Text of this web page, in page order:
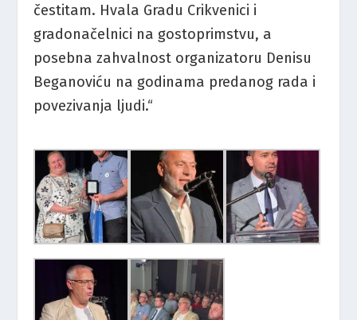
čestitam. Hvala Gradu Crikvenici i
gradonačelnici na gostoprimstvu, a
posebna zahvalnost organizatoru Denisu
Beganoviću na godinama predanog rada i
povezivanja ljudi.“